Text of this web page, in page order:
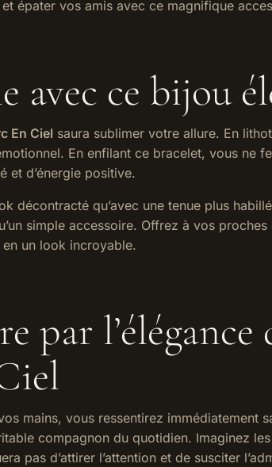
épater vos amis avec ce magnifique
avec ce bijou
En Ciel saura sublimer votre allure. En
En enfilant ce bracelet, vous ne
et d’énergie positive.
décontracté qu’avec une tenue plus
simple accessoire. Offrez à vos
un look incroyable.
par
mains, vous ressentirez immédiatement
compagnon du quotidien. Imaginez
pas d’attirer l’attention et de susciter